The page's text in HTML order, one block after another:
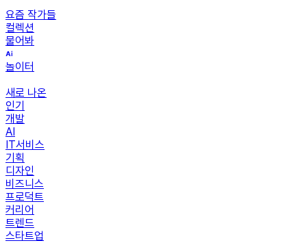
요즘 작가들
컬렉션
물어봐
놀이터
새로 나온
인기
개발
AI
IT서비스
기획
디자인
비즈니스
프로덕트
커리어
트렌드
스타트업